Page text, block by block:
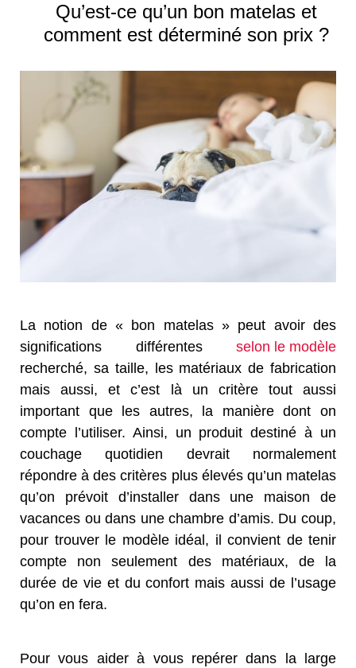
Qu’est-ce qu’un bon matelas et
comment est déterminé son prix ?
La notion de « bon matelas » peut avoir des
significations différentes selon le modèle
recherché, sa taille, les matériaux de fabrication
mais aussi, et c’est là un critère tout aussi
important que les autres, la manière dont on
compte l’utiliser. Ainsi, un produit destiné à un
couchage quotidien devrait normalement
répondre à des critères plus élevés qu’un matelas
qu’on prévoit d’installer dans une maison de
vacances ou dans une chambre d’amis. Du coup,
pour trouver le modèle idéal, il convient de tenir
compte non seulement des matériaux, de la
durée de vie et du confort mais aussi de l’usage
qu’on en fera.
Pour vous aider à vous repérer dans la large